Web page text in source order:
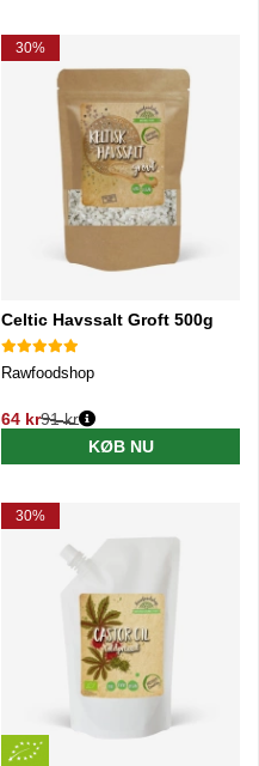
30%
Celtic Havssalt Groft 500g
Rawfoodshop
64 kr
Normalpris:
91 kr
KØB NU
30%